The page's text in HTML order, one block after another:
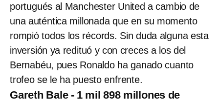
portugués al Manchester United a cambio de
una auténtica millonada que en su momento
rompió todos los récords. Sin duda alguna esta
inversión ya redituó y con creces a los del
Bernabéu, pues Ronaldo ha ganado cuanto
trofeo se le ha puesto enfrente.
Gareth Bale - 1 mil 898 millones de